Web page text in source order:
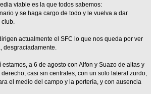
viable es la que todos sabemos:
y se haga cargo de todo y le vuelva a dar
actualmente el SFC lo que nos queda por ver
desgraciadamente.
a 6 de agosto con Alfon y Suazo de altas y
casi sin centrales, con un solo lateral zurdo,
el medio del campo y la portería, y con ausencia